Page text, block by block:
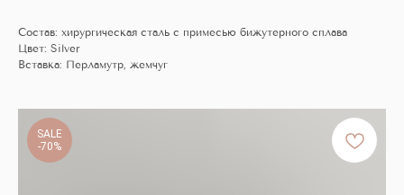
Состав: хирургическая сталь с примесью бижутерного сплава
Цвет: Silver
Вставка: Перламутр, жемчуг
SALE
-70%